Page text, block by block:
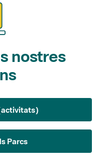
nostres
Parcs